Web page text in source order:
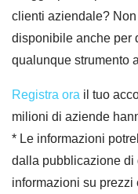
clienti aziendale?
disponibile anche per
qualunque strumento
Registra ora il tuo
milioni di aziende
* Le informazioni
dalla pubblicazione di
informazioni su prezzi